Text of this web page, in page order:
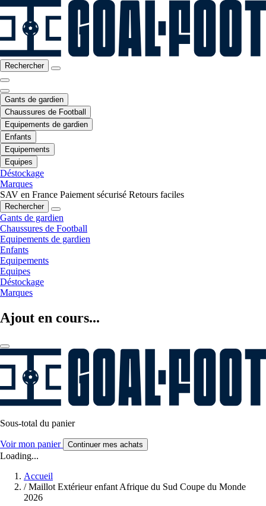
Rechercher
Gants de gardien
Chaussures de Football
Equipements de gardien
Enfants
Equipements
Equipes
Déstockage
Marques
SAV en France Paiement sécurisé Retours faciles
Rechercher
Gants de gardien
Chaussures de Football
Equipements de gardien
Enfants
Equipements
Equipes
Déstockage
Marques
Ajout en cours...
Sous-total du panier
Voir mon panier Continuer mes achats
Loading...
Accueil
/ Maillot Extérieur enfant Afrique du Sud Coupe du Monde
2026